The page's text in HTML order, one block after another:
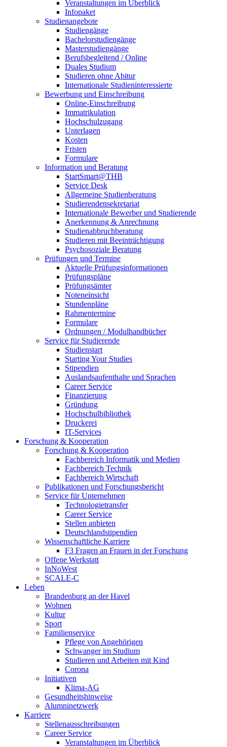
Veranstaltungen im Überblick
Infopaket
Studienangebote
Studiengänge
Bachelorstudiengänge
Masterstudiengänge
Berufsbegleitend / Online
Duales Studium
Studieren ohne Abitur
Internationale Studieninteressierte
Bewerbung und Einschreibung
Online-Einschreibung
Immatrikulation
Hochschulzugang
Unterlagen
Kosten
Fristen
Formulare
Information und Beratung
StartSmart@THB
Service Desk
Allgemeine Studienberatung
Studierendensekretariat
Internationale Bewerber und Studierende
Anerkennung & Anrechnung
Studienabbruchberatung
Studieren mit Beeinträchtigung
Psychosoziale Beratung
Prüfungen und Termine
Aktuelle Prüfungsinformationen
Prüfungspläne
Prüfungsämter
Noteneinsicht
Stundenpläne
Rahmentermine
Formulare
Ordnungen / Modulhandbücher
Service für Studierende
Studienstart
Starting Your Studies
Stipendien
Auslandsaufenthalte und Sprachen
Career Service
Finanzierung
Gründung
Hochschulbibliothek
Druckerei
IT-Services
Forschung & Kooperation
Forschung & Kooperation
Fachbereich Informatik und Medien
Fachbereich Technik
Fachbereich Wirtschaft
Publikationen und Forschungsbericht
Service für Unternehmen
Technologietransfer
Career Service
Stellen anbieten
Deutschlandstipendien
Wissenschaftliche Karriere
F3 Fragen an Frauen in der Forschung
Offene Werkstatt
InNoWest
SCALE-C
Leben
Brandenburg an der Havel
Wohnen
Kultur
Sport
Familienservice
Pflege von Angehörigen
Schwanger im Studium
Studieren und Arbeiten mit Kind
Corona
Initiativen
Klima-AG
Gesundheitshinweise
Alumninetzwerk
Karriere
Stellenausschreibungen
Career Service
Veranstaltungen im Überblick